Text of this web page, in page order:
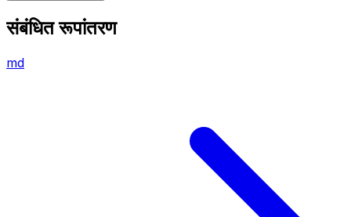
संबंधित रूपांतरण
md